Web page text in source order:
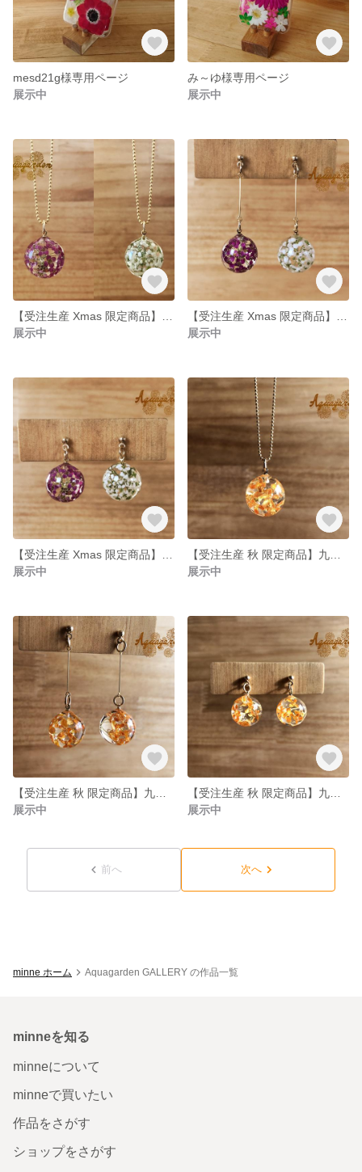
mesd21g様専用ページ
展示中
み～ゆ様専用ページ
展示中
展示中
展示中
展示中
展示中
展示中
展示中
前へ 次へ
minne ホーム Aquagarden GALLERY の作品一覧
minneを知る
minneについて
minneで買いたい
作品をさがす
ショップをさがす